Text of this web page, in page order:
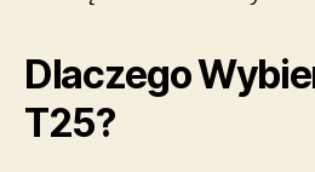
Dlaczego
T25?